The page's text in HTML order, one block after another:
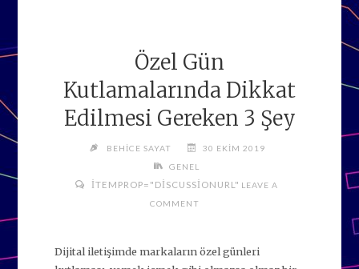
Özel Gün
Kutlamalarında Dikkat
Edilmesi Gereken 3 Şey
BEHICE SAYAT
30 EKIM 2019
GENEL
ITEMPROP="DISCUSSIONURL" LEAVE A
COMMENT
Dijital iletişimde markaların özel günleri